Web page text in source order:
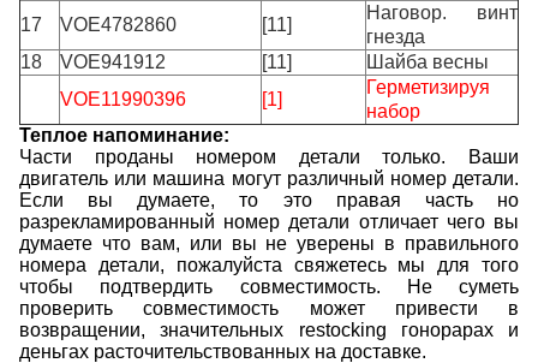
17
VOE4782860 [11]
Наговор. винт
гнезда
18
VOE941912 [11]
Шайба весны
VOE11990396
[1]
Герметизируя
набор
Теплое напоминание:
Части проданы номером детали только. Ваши
двигатель или машина могут различный номер детали.
Если вы думаете, то это правая часть но
разрекламированный номер детали отличает чего вы
думаете что вам, или вы не уверены в правильного
номера детали, пожалуйста свяжетесь мы для того
чтобы подтвердить совместимость. Не суметь
проверить совместимость может привести в
возвращении, значительных restocking гонорарах и
деньгах расточительствованных на доставке.